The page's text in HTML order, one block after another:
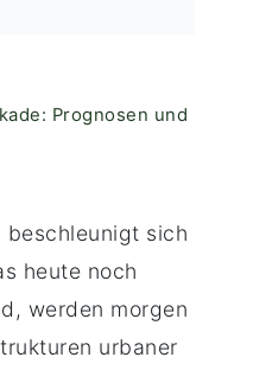
Prognosen und
beschleunigt sich
heute noch
werden morgen
urbaner